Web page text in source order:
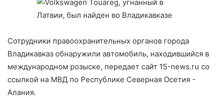
Сотрудники правоохранительных органов города
Владикавказ обнаружили автомобиль, находившийся в
международном розыске, передает сайт 15-news.ru со
ссылкой на МВД по Республике Северная Осетия -
Алания.